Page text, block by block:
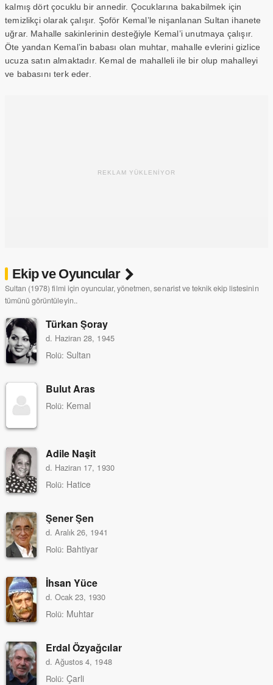
kalmış dört çocuklu bir annedir. Çocuklarına bakabilmek için
temizlikçi olarak çalışır. Şoför Kemal’le nişanlanan Sultan ihanete
uğrar. Mahalle sakinlerinin desteğiyle Kemal’i unutmaya çalışır.
Öte yandan Kemal’in babası olan muhtar, mahalle evlerini gizlice
ucuza satın almaktadır. Kemal de mahalleli ile bir olup mahalleyi
ve babasını terk eder.
REKLAM YÜKLENİYOR
Ekip ve Oyuncular
Sultan (1978) filmi için oyuncular, yönetmen, senarist ve teknik ekip listesinin
tümünü görüntüleyin..
Türkan Şoray
d. Haziran 28, 1945
Rolü: Sultan
Bulut Aras
Rolü: Kemal
Adile Naşit
d. Haziran 17, 1930
Rolü: Hatice
Şener Şen
d. Aralık 26, 1941
Rolü: Bahtiyar
İhsan Yüce
d. Ocak 23, 1930
Rolü: Muhtar
Erdal Özyağcılar
d. Ağustos 4, 1948
Rolü: Çarli